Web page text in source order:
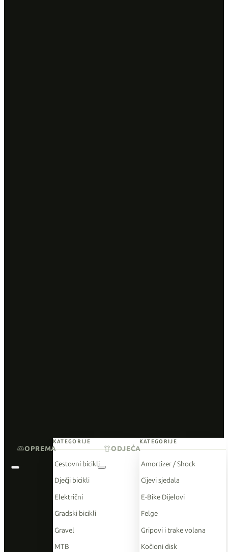
KATEGORIJE
Cestovni bicikli
Dječji bicikli
Električni
Gradski bicikli
Gravel
MTB
KATEGORIJE
Amortizer / Shock
Cijevi sjedala
E-Bike Dijelovi
Felge
Gripovi i trake volana
Kočioni disk
OPREMA ODJEĆA